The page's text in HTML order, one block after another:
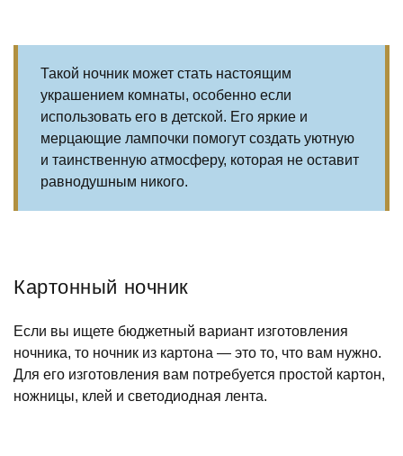
Такой ночник может стать настоящим
украшением комнаты, особенно если
использовать его в детской. Его яркие и
мерцающие лампочки помогут создать уютную
и таинственную атмосферу, которая не оставит
равнодушным никого.
Картонный ночник
Если вы ищете бюджетный вариант изготовления
ночника, то ночник из картона — это то, что вам нужно.
Для его изготовления вам потребуется простой картон,
ножницы, клей и светодиодная лента.